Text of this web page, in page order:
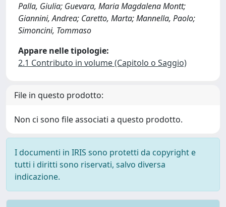
Palla, Giulia; Guevara, Maria Magdalena Montt;
Giannini, Andrea; Caretto, Marta; Mannella, Paolo;
Simoncini, Tommaso
Appare nelle tipologie:
2.1 Contributo in volume (Capitolo o Saggio)
File in questo prodotto:
Non ci sono file associati a questo prodotto.
I documenti in IRIS sono protetti da copyright e
tutti i diritti sono riservati, salvo diversa
indicazione.